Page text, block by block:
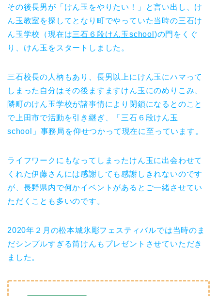
その後長男が「けん玉をやりたい！」と言い出し、け
ん玉教室を探してとなり町でやっていた当時の三石け
ん玉学校（現在は三石６段けん玉school )の門をくぐ
り、けん玉をスタートしました。
三石校長の人柄もあり、長男以上にけん玉にハマって
しまった自分はその後ますますけん玉にのめりこみ、
隣町のけん玉学校が諸事情により閉鎖になるとのこと
で上田市で活動を引き継ぎ、「三石６段けん玉
school」事務局を仰せつかって現在に至っています。
ライフワークにもなってしまったけん玉に出会わせて
くれた伊藤さんには感謝しても感謝しきれないのです
が、長野県内で何かイベントがあるとご一緒させてい
ただくことも多いのです。
2020年２月の松本城氷彫フェスティバルでは当時のま
だシンプルすぎる筒けんもプレゼントさせていただき
ました。